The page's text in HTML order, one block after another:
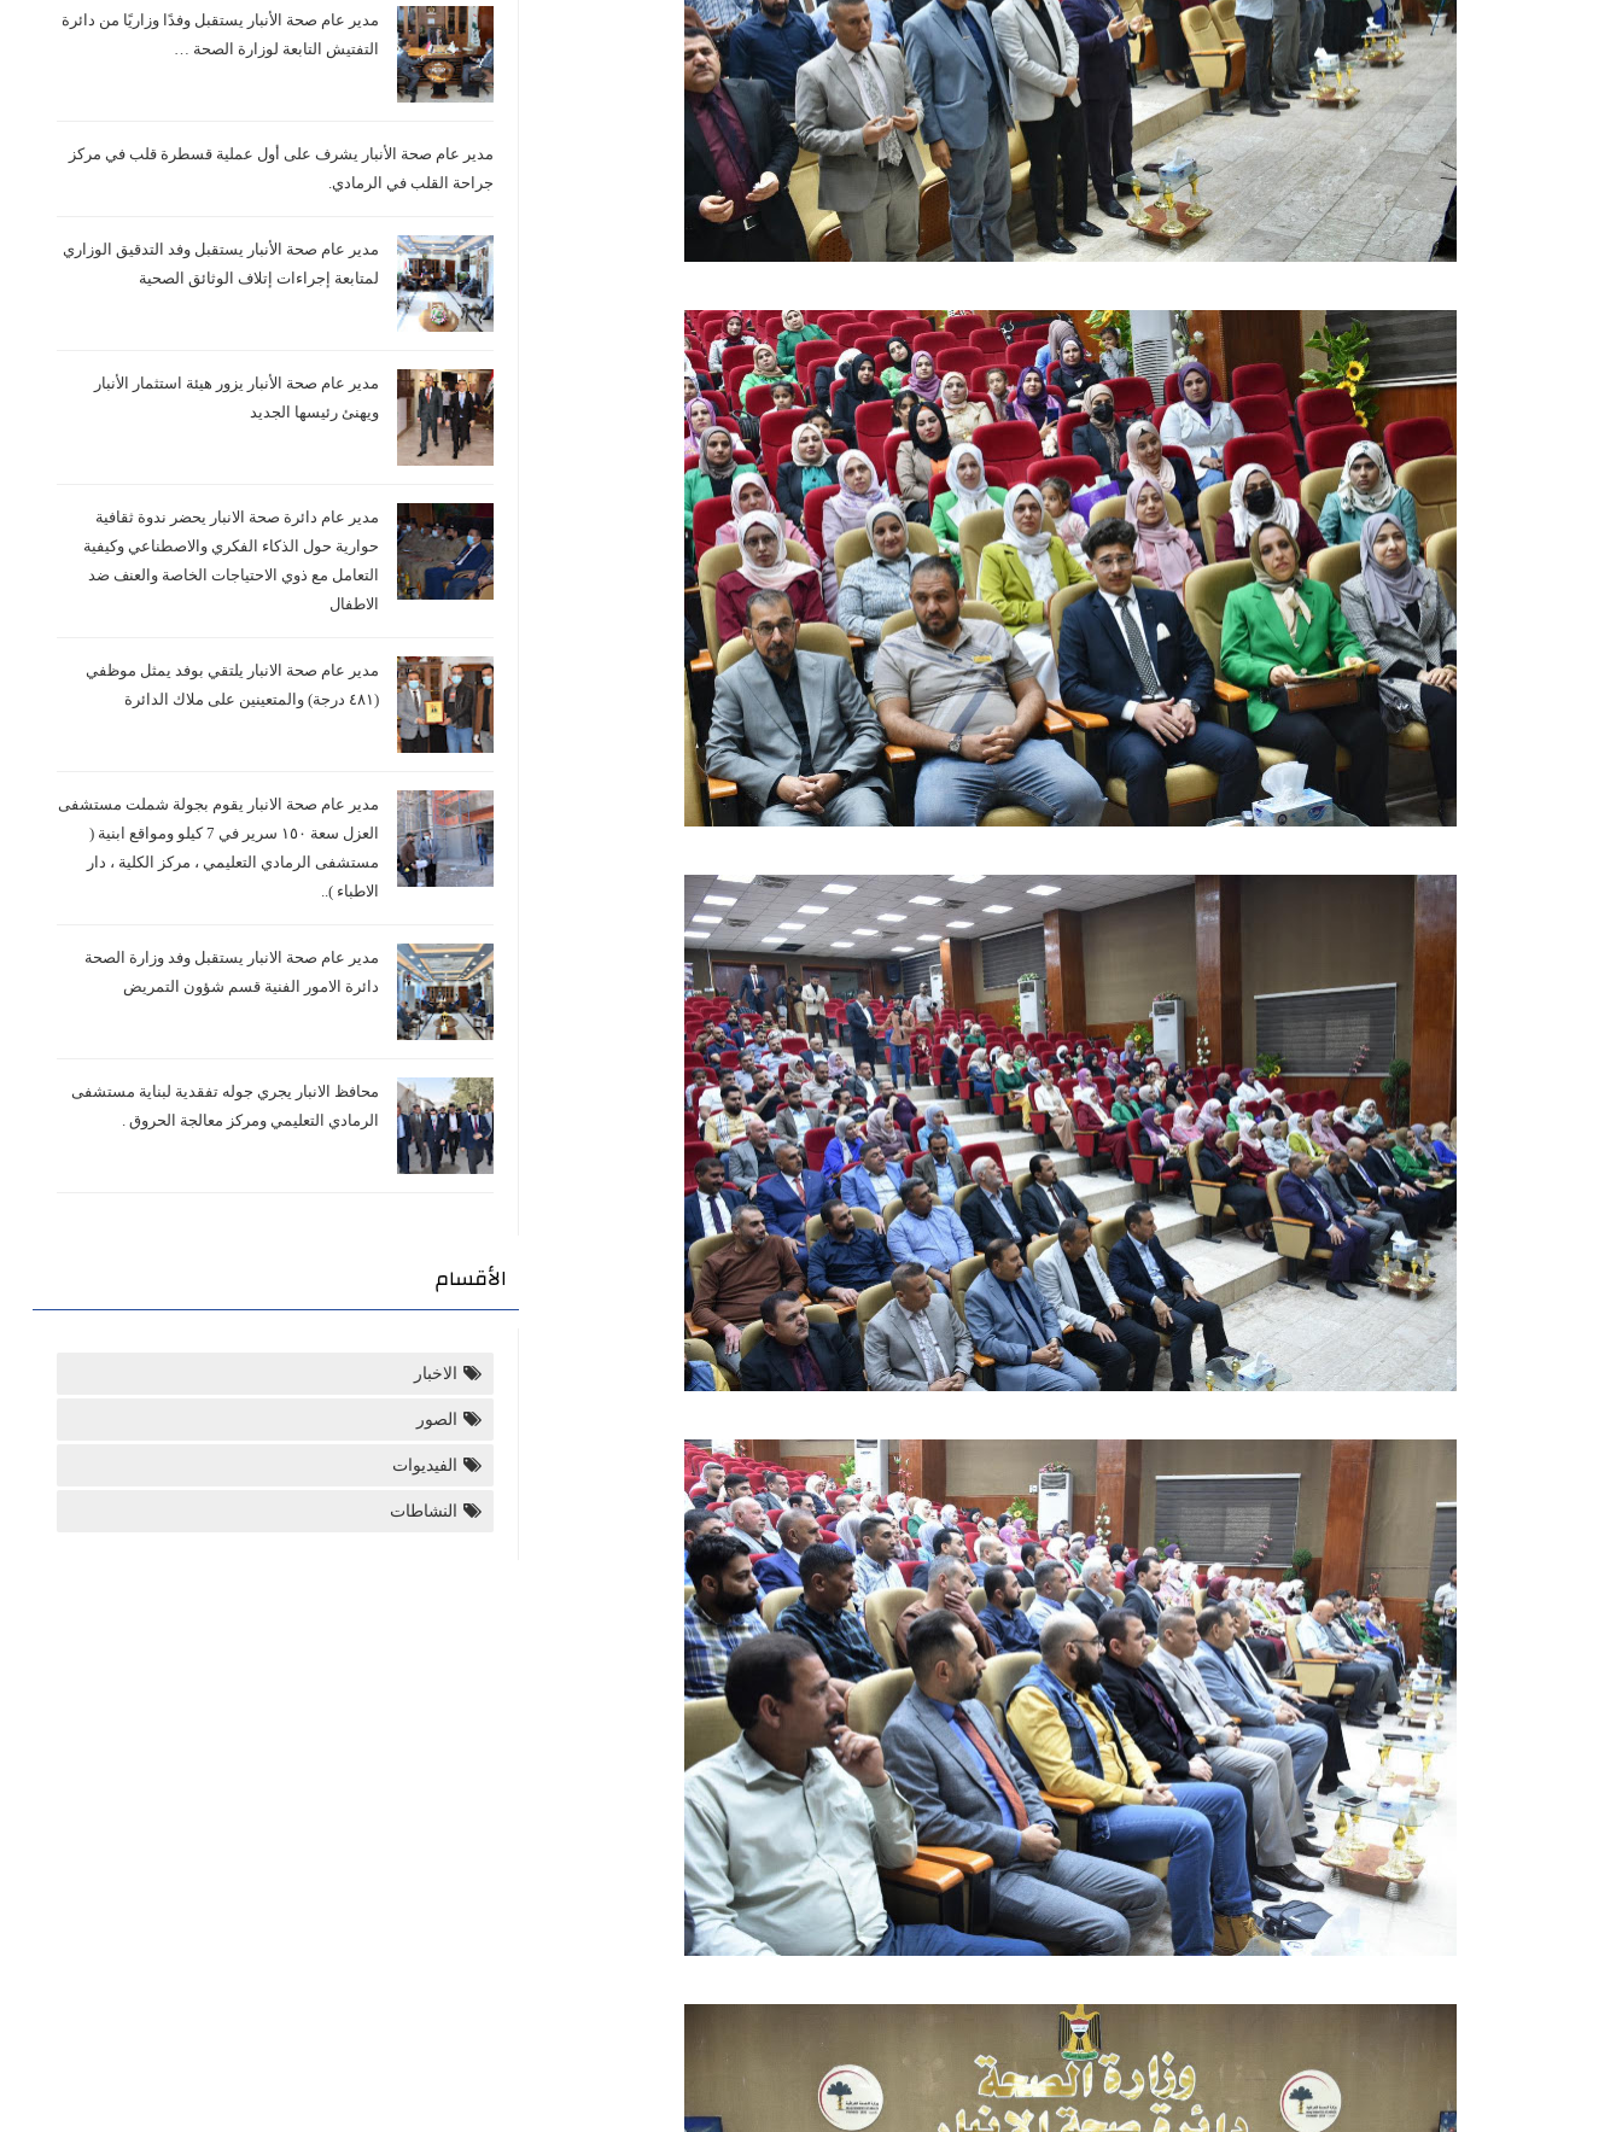
مدير عام صحة الأنبار يستقبل وفدًا وزاريًا من دائرة
التفتيش التابعة لوزارة الصحة …
مدير عام صحة الأنبار يشرف على أول عملية قسطرة قلب في مركز
جراحة القلب في الرمادي.
مدير عام صحة الأنبار يستقبل وفد التدقيق الوزاري
لمتابعة إجراءات إتلاف الوثائق الصحية
مدير عام صحة الأنبار يزور هيئة استثمار الأنبار
ويهنئ رئيسها الجديد
مدير عام دائرة صحة الانبار يحضر ندوة ثقافية
حوارية حول الذكاء الفكري والاصطناعي وكيفية
التعامل مع ذوي الاحتياجات الخاصة والعنف ضد
الاطفال
مدير عام صحة الانبار يلتقي بوفد يمثل موظفي
(٤٨١ درجة) والمتعينين على ملاك الدائرة
مدير عام صحة الانبار يقوم بجولة شملت مستشفى
العزل سعة ١٥٠ سرير في 7 كيلو ومواقع ابنية (
مستشفى الرمادي التعليمي ، مركز الكلية ، دار
الاطباء )..
مدير عام صحة الانبار يستقبل وفد وزارة الصحة
دائرة الامور الفنية قسم شؤون التمريض
محافظ الانبار يجري جوله تفقدية لبناية مستشفى
الرمادي التعليمي ومركز معالجة الحروق .
الأقسام
الاخبار
الصور
الفيديوات
النشاطات